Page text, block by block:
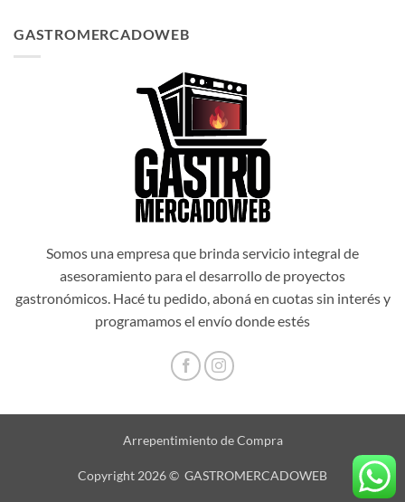
era:
GASTROMERCADOWEB
Somos una empresa que brinda servicio integral de
asesoramiento para el desarrollo de proyectos
gastronómicos. Hacé tu pedido, aboná en cuotas sin interés y
programamos el envío donde estés
Arrepentimiento de Compra
Copyright 2026 © GASTROMERCADOWEB